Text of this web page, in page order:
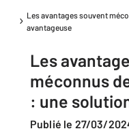
Les avantages souvent
avantageuse
Les
méconnus
: une
Publié le 27/03/